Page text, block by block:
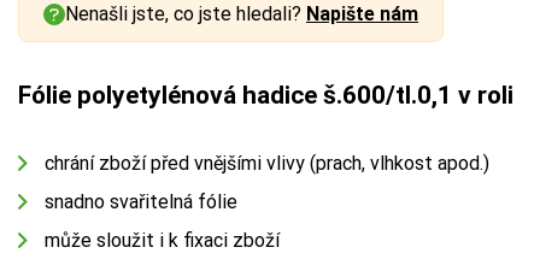
Nenašli jste, co jste hledali? Napište nám
Fólie polyetylénová hadice š.600/tl.0,1 v roli
chrání zboží před vnějšími vlivy (prach, vlhkost apod.)
snadno svařitelná fólie
může sloužit i k fixaci zboží